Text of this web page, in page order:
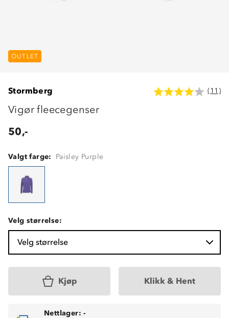
OUTLET
Stormberg (11)
Vigør fleecegenser
50,-
Valgt farge: Paisley Purple
Velg størrelse:
Velg størrelse
Kjøp Klikk & Hent
Nettlager: -